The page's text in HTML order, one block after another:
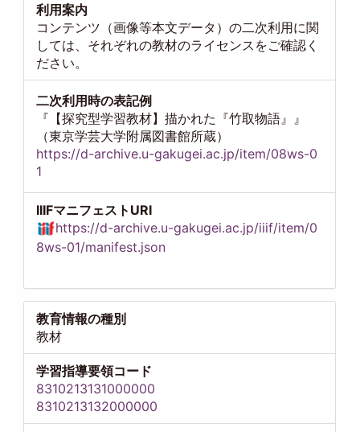
利用案内
コンテンツ（画像等本文データ）の二次利用に関
しては、それぞれの教材のライセンスをご確認く
ださい。
二次利用時の表記例
『【探究型学習教材】描かれた『竹取物語』』
（東京学芸大学附属図書館所蔵）
https://d-archive.u-gakugei.ac.jp/item/08ws-0
1
IIIFマニフェストURI
https://d-archive.u-gakugei.ac.jp/iiif/item/0
8ws-01/manifest.json
教育情報の種別
教材
学習指導要領コード
8310213131000000
8310213132000000